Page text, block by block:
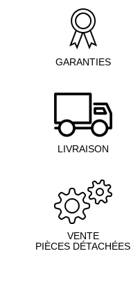
GARANTIES
LIVRAISON
VENTE
PIÈCES DÉTACHÉES